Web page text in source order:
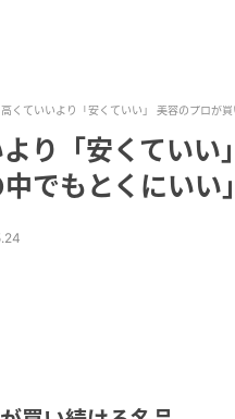
高くていいより「安くていい」 美容のプロが
り「安くていい
中でもとくにいい